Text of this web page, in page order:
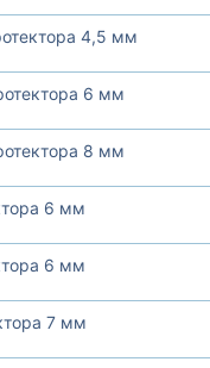
4,5 мм
6 мм
8 мм
6 мм
6 мм
7 мм